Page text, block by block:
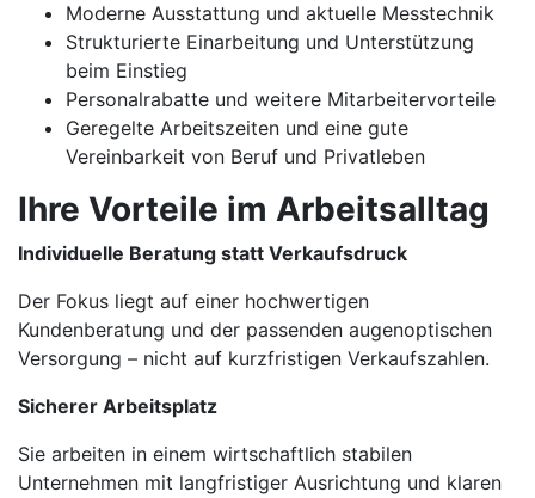
Moderne Ausstattung und aktuelle Messtechnik
Strukturierte Einarbeitung und Unterstützung
beim Einstieg
Personalrabatte und weitere Mitarbeitervorteile
Geregelte Arbeitszeiten und eine gute
Vereinbarkeit von Beruf und Privatleben
Ihre Vorteile im Arbeitsalltag
Individuelle Beratung statt Verkaufsdruck
Der Fokus liegt auf einer hochwertigen
Kundenberatung und der passenden augenoptischen
Versorgung – nicht auf kurzfristigen Verkaufszahlen.
Sicherer Arbeitsplatz
Sie arbeiten in einem wirtschaftlich stabilen
Unternehmen mit langfristiger Ausrichtung und klaren